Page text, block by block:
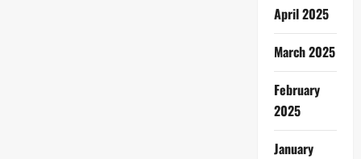
April 2025
March 2025
February
2025
January